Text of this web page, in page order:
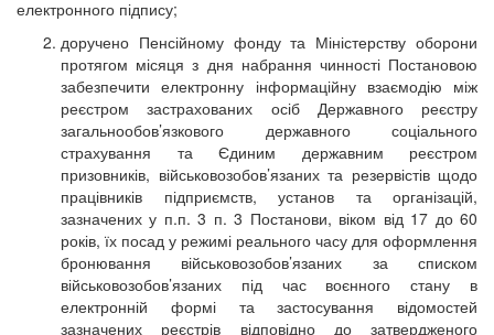
електронного підпису;
доручено Пенсійному фонду та Міністерству оборони
протягом місяця з дня набрання чинності Постановою
забезпечити електронну інформаційну взаємодію між
реєстром застрахованих осіб Державного реєстру
загальнообов’язкового державного соціального
страхування та Єдиним державним реєстром
призовників, військовозобов’язаних та резервістів щодо
працівників підприємств, установ та організацій,
зазначених у п.п. 3 п. 3 Постанови, віком від 17 до 60
років, їх посад у режимі реального часу для оформлення
бронювання військовозобов’язаних за списком
військовозобов’язаних під час воєнного стану в
електронній формі та застосування відомостей
зазначених реєстрів відповідно до затвердженого